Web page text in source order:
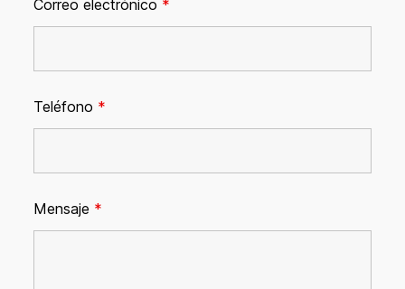
Correo electrónico *
Teléfono *
Mensaje *